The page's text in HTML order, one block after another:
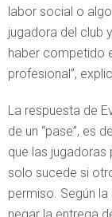
labor social o
jugadora del club
haber competido
profesional”,
La respuesta de
de un “pase”, es
que las
solo sucede si
permiso. Según